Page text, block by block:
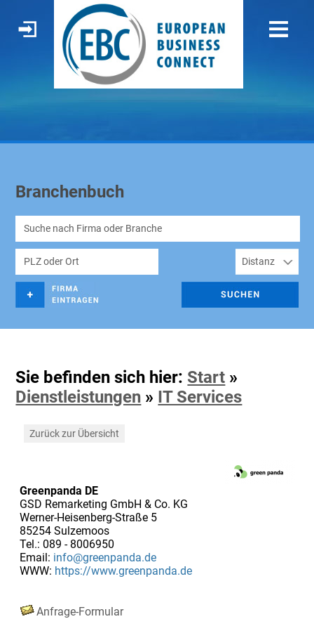
Branchenbuch
Sie befinden sich hier: Start »
Dienstleistungen » IT Services
Zurück zur Übersicht
Greenpanda DE
GSD Remarketing GmbH & Co. KG
Werner-Heisenberg-Straße 5
85254 Sulzemoos
Tel.: 089 - 8006950
Email: info@greenpanda.de
WWW: https://www.greenpanda.de
Anfrage-Formular